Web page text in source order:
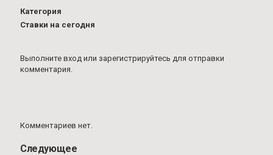
Категория
Ставки на сегодня
Выполните вход или зарегистрируйтесь для отправки
комментария.
Комментариев нет.
Следующее